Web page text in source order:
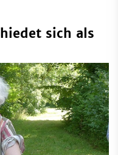
sich als